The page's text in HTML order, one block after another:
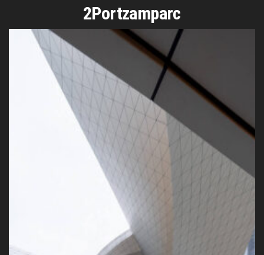
2Portzamparc